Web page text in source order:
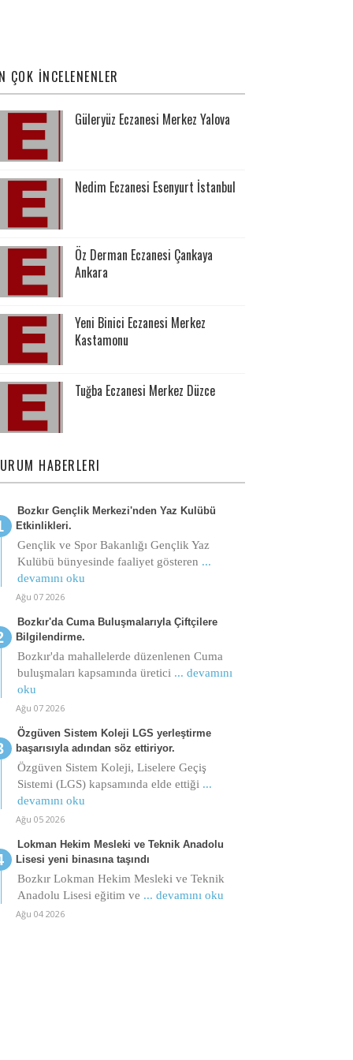
ÇOK İNCELENENLER
Güleryüz Eczanesi Merkez Yalova
Nedim Eczanesi Esenyurt İstanbul
Öz Derman Eczanesi Çankaya
Ankara
Yeni Binici Eczanesi Merkez
Kastamonu
Tuğba Eczanesi Merkez Düzce
HABERLERI
Bozkır Gençlik Merkezi'nden Yaz Kulübü
Etkinlikleri.
Gençlik ve Spor Bakanlığı Gençlik Yaz
Kulübü bünyesinde faaliyet gösteren ...
devamını oku
Ağu 07 2026
Bozkır'da Cuma Buluşmalarıyla Çiftçilere
Bilgilendirme.
Bozkır'da mahallelerde düzenlenen Cuma
buluşmaları kapsamında üretici ... devamını
oku
Ağu 07 2026
Özgüven Sistem Koleji LGS yerleştirme
başarısıyla adından söz ettiriyor.
Özgüven Sistem Koleji, Liselere Geçiş
Sistemi (LGS) kapsamında elde ettiği ...
devamını oku
Ağu 05 2026
Lokman Hekim Mesleki ve Teknik Anadolu
Lisesi yeni binasına taşındı
Bozkır Lokman Hekim Mesleki ve Teknik
Anadolu Lisesi eğitim ve ... devamını oku
Ağu 04 2026